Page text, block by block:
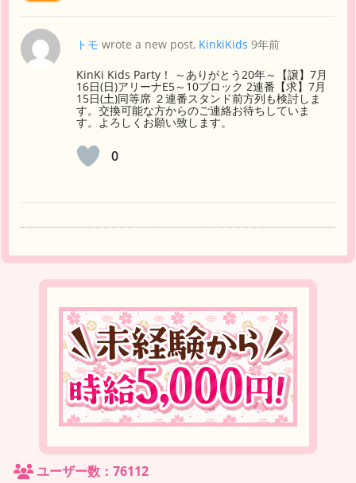
トモ wrote a new post, KinkiKids 9年前
KinKi Kids Party！ ～ありがとう20年～【譲】7月
16日(日)アリーナE5～10ブロック 2連番【求】7月
15日(土)同等席 ２連番スタンド前方列も検討しま
す。交換可能な方からのご連絡お待ちしていま
す。よろしくお願い致します。
0
ユーザー数：76112